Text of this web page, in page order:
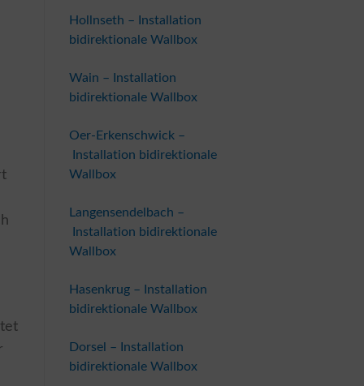
Hollnseth – Installation
bidirektionale Wallbox
Wain – Installation
bidirektionale Wallbox
Oer-Erkenschwick –
Installation bidirektionale
Wallbox
Langensendelbach –
Installation bidirektionale
Wallbox
Hasenkrug – Installation
bidirektionale Wallbox
Dorsel – Installation
bidirektionale Wallbox